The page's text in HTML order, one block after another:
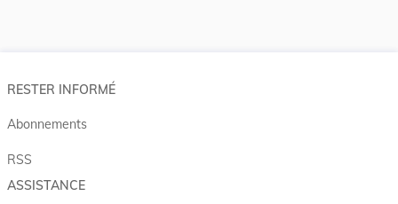
RESTER INFORMÉ
Abonnements
RSS
ASSISTANCE